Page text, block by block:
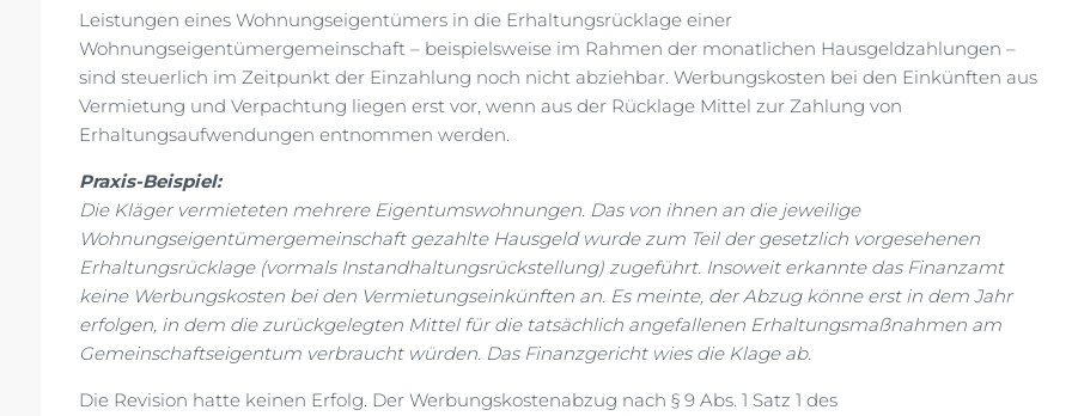
Leistungen eines Wohnungseigentümers in die Erhaltungsrücklage einer
Wohnungseigentümergemeinschaft – beispielsweise im Rahmen der monatlichen Hausgeldzahlungen –
sind steuerlich im Zeitpunkt der Einzahlung noch nicht abziehbar. Werbungskosten bei den Einkünften aus
Vermietung und Verpachtung liegen erst vor, wenn aus der Rücklage Mittel zur Zahlung von
Erhaltungsaufwendungen entnommen werden.
Praxis-Beispiel:
Die Kläger vermieteten mehrere Eigentumswohnungen. Das von ihnen an die jeweilige
Wohnungseigentümergemeinschaft gezahlte Hausgeld wurde zum Teil der gesetzlich vorgesehenen
Erhaltungsrücklage (vormals Instandhaltungsrückstellung) zugeführt. Insoweit erkannte das Finanzamt
keine Werbungskosten bei den Vermietungseinkünften an. Es meinte, der Abzug könne erst in dem Jahr
erfolgen, in dem die zurückgelegten Mittel für die tatsächlich angefallenen Erhaltungsmaßnahmen am
Gemeinschaftseigentum verbraucht würden. Das Finanzgericht wies die Klage ab.
Die Revision hatte keinen Erfolg. Der Werbungskostenabzug nach § 9 Abs. 1 Satz 1 des